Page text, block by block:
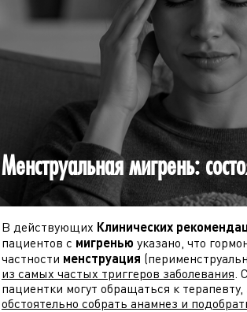
Менструальная мигрень:
В действующих Клинических
пациентов с мигренью указано, что
частности менструация
из самых частых триггеров заболевания.
пациентки могут обращаться к терапевту,
обстоятельно собрать анамнез и